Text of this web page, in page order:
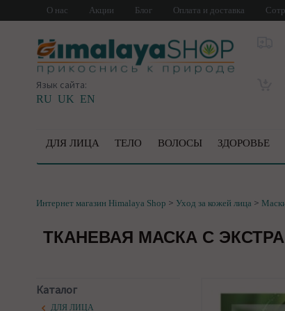
О нас Акции Блог Оплата и доставка
Язык сайта:
RU UK EN
ДЛЯ ЛИЦА ТЕЛО ВОЛОСЫ ЗДОРОВЬЕ
Интернет магазин Himalaya Shop > Уход за кожей лица >
ТКАНЕВАЯ МАСКА С
Каталог
ДЛЯ ЛИЦА